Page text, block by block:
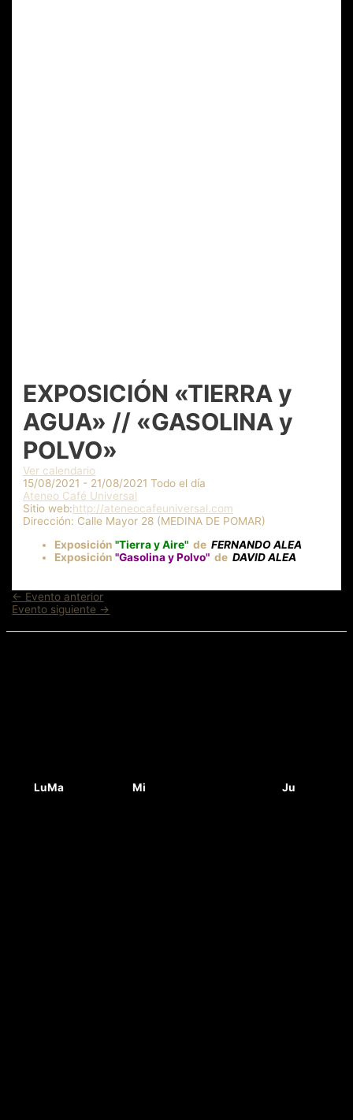
EXPOSICIÓN «TIERRA y
AGUA» // «GASOLINA y
POLVO»
Ver calendario
15/08/2021 - 21/08/2021 Todo el día
Ateneo Café Universal
Sitio web:http://ateneocafeuniversal.com
Dirección: Calle Mayor 28 (MEDINA DE POMAR)
Exposición"Tierra y Aire" deFERNANDO ALEA
Exposición"Gasolina y Polvo" deDAVID ALEA
Navegación
de
← Evento anterior
Evento siguiente →
LuMa Mi Ju